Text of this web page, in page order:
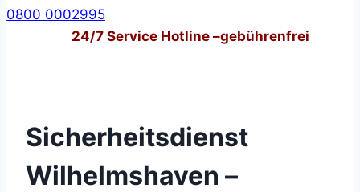
0800 0002995
24/7Service Hotline –gebührenfrei
Sicherheitsdienst
Wilhelmshaven –